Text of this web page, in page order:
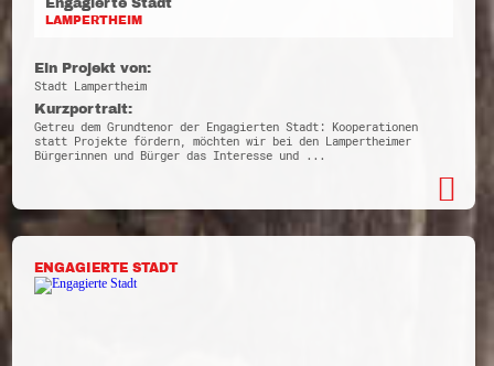
LAMPERTHEIM
Ein Projekt von:
Stadt Lampertheim
Kurzportrait:
Getreu dem Grundtenor der Engagierten Stadt: Kooperationen
statt Projekte fördern, möchten wir bei den Lampertheimer
Bürgerinnen und Bürger das Interesse und ...
ENGAGIERTE STADT